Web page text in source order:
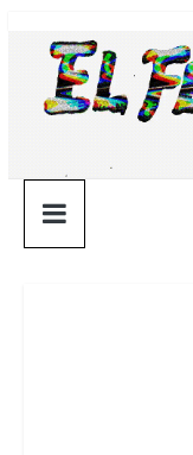
contenido
¯\_(ツ
¯